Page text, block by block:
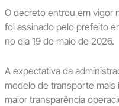
O decreto entrou em vigor
foi assinado pelo prefeito
no dia 19 de maio de 2026.
A expectativa da
modelo de transporte
maior transparência